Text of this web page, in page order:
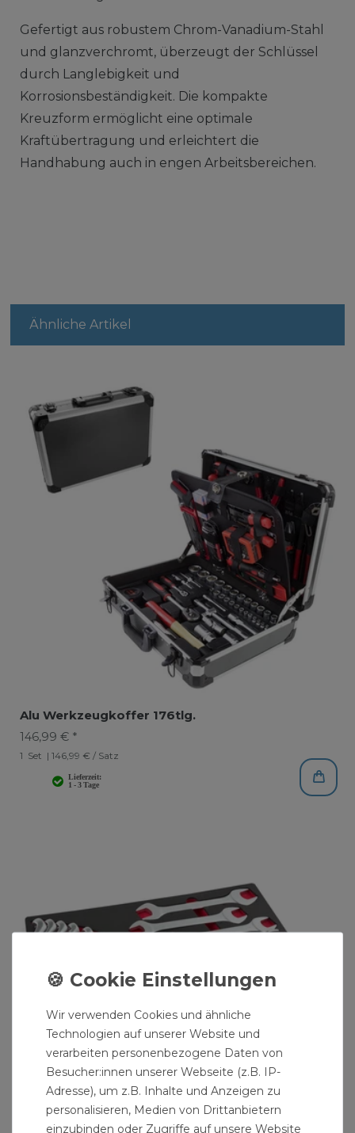
Gefertigt aus robustem Chrom-Vanadium-Stahl
und glanzverchromt, überzeugt der Schlüssel
durch Langlebigkeit und
Korrosionsbeständigkeit. Die kompakte
Kreuzform ermöglicht eine optimale
Kraftübertragung und erleichtert die
Handhabung auch in engen Arbeitsbereichen.
Ähnliche Artikel
Alu Werkzeugkoffer 176tlg.
146,99 € *
1 Set | 146,99 € / Satz
Wir verwenden Cookies und ähnliche
Technologien auf unserer Website und
verarbeiten personenbezogene Daten von
Besucher:innen unserer Webseite (z.B. IP-
Adresse), um z.B. Inhalte und Anzeigen zu
personalisieren, Medien von Drittanbietern
einzubinden oder Zugriffe auf unsere Website